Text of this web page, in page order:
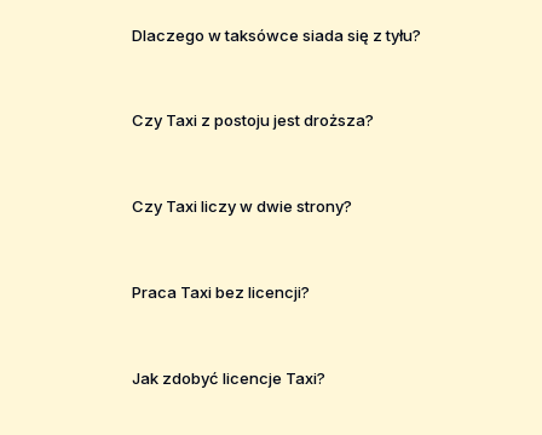
Dlaczego w taksówce siada się z tyłu?
Czy Taxi z postoju jest droższa?
Czy Taxi liczy w dwie strony?
Praca Taxi bez licencji?
Jak zdobyć licencje Taxi?